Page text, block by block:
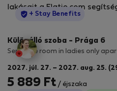
lakásait a Flatio.com
StayProtection
+ Stay Benefits
Különálló szoba - Prága 6
Separate room in ladies only
2027. júl. 27. – 2027. aug. 25.
5 889 Ft / éjszaka